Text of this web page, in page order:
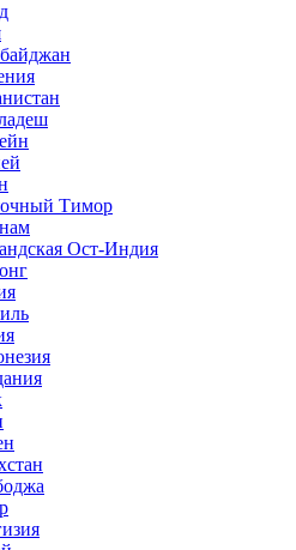
Тимор
Ост-Индия